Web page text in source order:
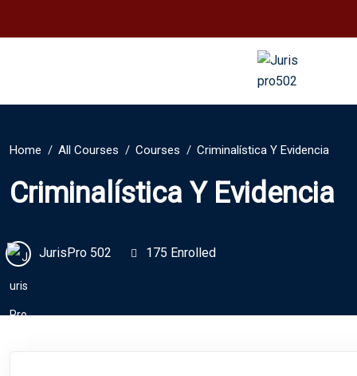
Home All Courses Courses Criminalística Y Evidencia
Criminalística Y Evidencia
JurisPro 502 175 Enrolled